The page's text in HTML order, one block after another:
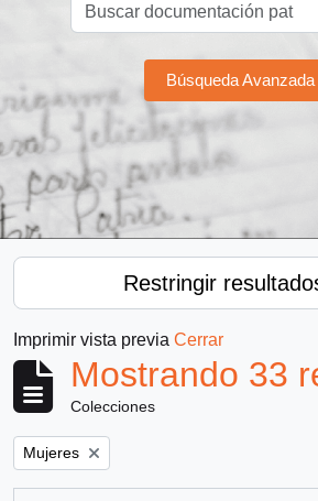
Búsqueda Avanzada
Restringir
Imprimir vista previa Cerrar
Mostrando 33
Colecciones
Remove filter:
Mujeres